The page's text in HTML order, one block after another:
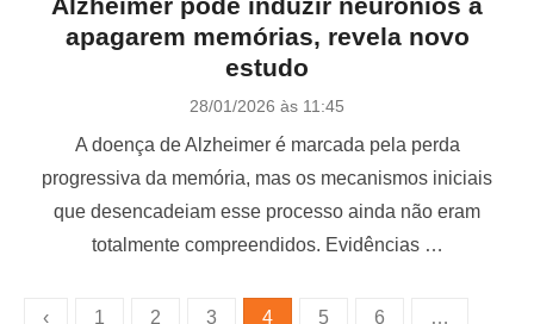
apagarem memórias, revela novo
estudo
P
s
e
d
n
28/01/2026 às 11:45
A doença de Alzheimer é marcada pela perda
progressiva da memória, mas os mecanismos iniciais
que desencadeiam esse processo ainda não eram
totalmente compreendidos. Evidências …
‹ 1 2 3 4 5 6 …